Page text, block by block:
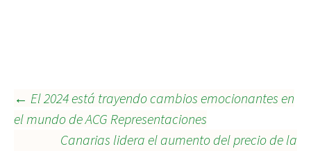
Navegación
← El 2024 está trayendo cambios emocionantes en
el mundo de ACG Representaciones
Canarias lidera el aumento del precio de la